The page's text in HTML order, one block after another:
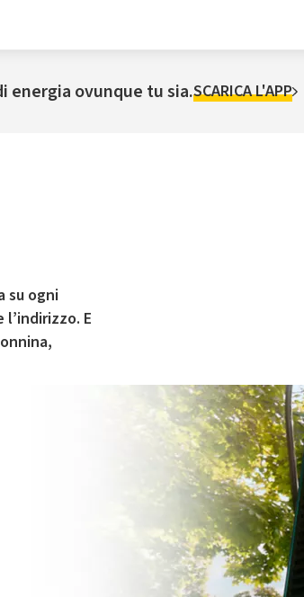
energia ovunque tu sia.SCARICA L'APP
su ogni
E
elettrica è gestito da Plenitude On The Road